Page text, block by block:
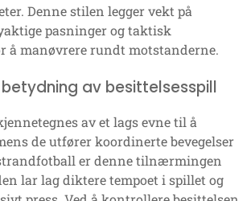
Denne stilen legger vekt på
pasninger og taktisk
å manøvrere rundt motstanderne.
betydning av besittelsesspill
av et lags evne til å
de utfører koordinerte bevegelser
er denne tilnærmingen
lar lag diktere tempoet i spillet og